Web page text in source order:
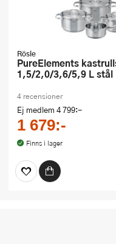
Rösle
PureElements kastrullset 7 delar
1,5/2,0/3,6/5,9 L stål
4 recensioner
Ej medlem 4 799:-
1 679:-
Finns i lager